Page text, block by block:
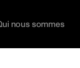
nous sommes